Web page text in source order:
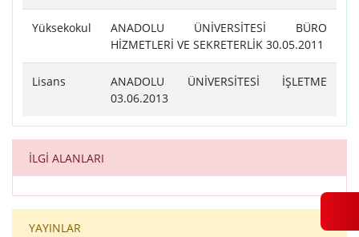
Yüksekokul
ANADOLU ÜNİVERSİTESİ BÜRO
HİZMETLERİ VE SEKRETERLİK 30.05.2011
Lisans
ANADOLU ÜNİVERSİTESİ İŞLETME
03.06.2013
İLGİ ALANLARI
YAYINLAR